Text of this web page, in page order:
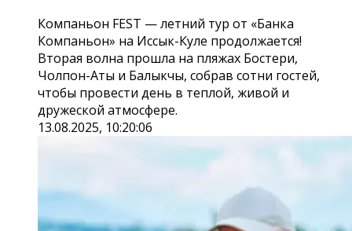
Компаньон FEST — летний тур от «Банка
Компаньон» на Иссык-Куле продолжается!
Вторая волна прошла на пляжах Бостери,
Чолпон-Аты и Балыкчы, собрав сотни гостей,
чтобы провести день в теплой, живой и
дружеской атмосфере.
13.08.2025, 10:20:06